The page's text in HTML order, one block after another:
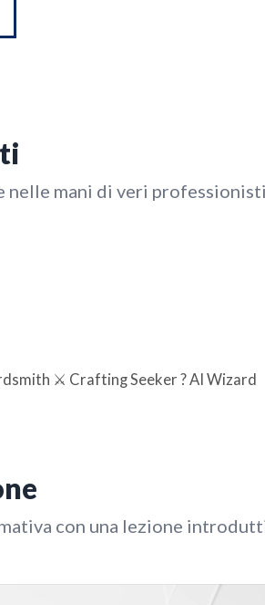
mani di veri
⚔️ Crafting Seeker ? AI Wizard
con una lezione